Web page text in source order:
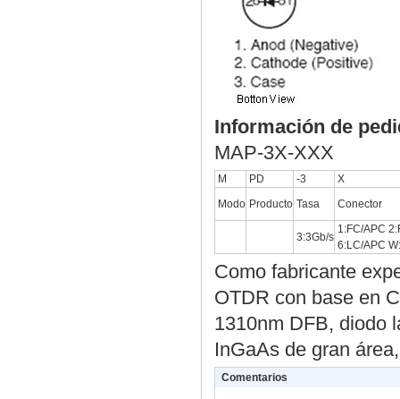
Información de
MAP-3X-XXX
M PD -3
X
Modo Producto Tasa Conector
3:3Gb/s
1:FC/APC
6:LC/APC
Como fabricante
OTDR con base en
1310nm DFB, diodo
InGaAs de gran
Comentarios